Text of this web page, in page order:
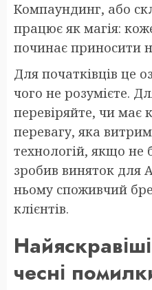
Компаундинг, або
працює як магія:
починає приносити
Для початківців це
чого не розумієте.
перевіряйте, чи має
перевагу, яка
технологій, якщо не
зробив виняток для
ньому споживчий
клієнтів.
Найяскравіші
чесні